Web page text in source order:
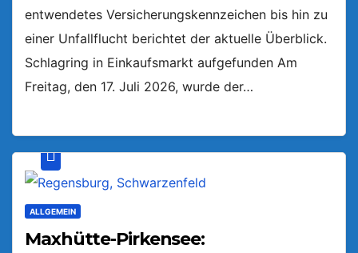
entwendetes Versicherungskennzeichen bis hin zu
einer Unfallflucht berichtet der aktuelle Überblick.
Schlagring in Einkaufsmarkt aufgefunden Am
Freitag, den 17. Juli 2026, wurde der…
ALLGEMEIN
Maxhütte-Pirkensee: